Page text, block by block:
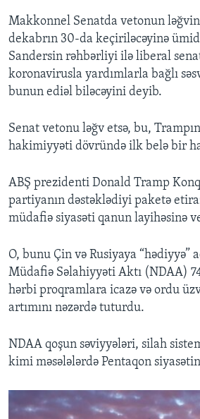
Makkonnel Senatda vetonun
dekabrın 30-da keçiriləcəyinə
Sandersin rəhbərliyi ilə liberal
koronavirusla yardımlarla bağlı
bunun ediəl biləcəyini deyib.
Senat vetonu ləğv etsə, bu,
hakimiyyəti dövründə ilk belə bir
ABŞ prezidenti Donald Tramp
partiyanın dəstəklədiyi paketə
müdafiə siyasəti qanun layihəsinə
O, bunu Çin və Rusiyaya “hədiyyə”
Müdafiə Səlahiyyəti Aktı (NDAA)
hərbi proqramlara icazə və ordu
artımını nəzərdə tuturdu.
NDAA qoşun səviyyələri, silah
kimi məsələlərdə Pentaqon